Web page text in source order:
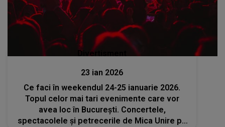
Divertisment
23 ian 2026
Ce faci în weekendul 24-25 ianuarie 2026.
Topul celor mai tari evenimente care vor
avea loc în București. Concertele,
spectacolele și petrecerile de Mica Unire pe